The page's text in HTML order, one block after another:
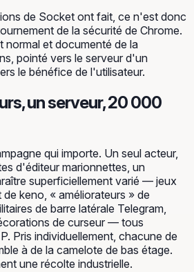
de Socket ont fait, ce n'est donc
de la sécurité de Chrome.
normal et documenté de la
pointé vers le serveur d'un
le bénéfice de l'utilisateur.
un serveur, 20 000
qui importe. Un seul acteur,
d'éditeur marionnettes, un
superficiellement varié — jeux
keno, « améliorateurs » de
de barre latérale Telegram,
de curseur — tous
Pris individuellement, chacune de
à de la camelote de bas étage.
une récolte industrielle.